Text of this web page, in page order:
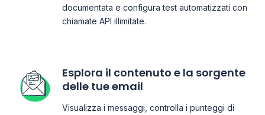
documentata e configura test automatizzati con
chiamate API illimitate.
Esplora il contenuto e la sorgente
delle tue email
Visualizza i messaggi, controlla i punteggi di